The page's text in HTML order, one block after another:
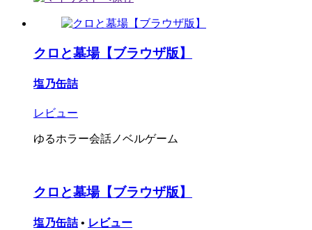
クロと墓場【ブラウザ版】
塩乃缶詰
レビュー
ゆるホラー会話ノベルゲーム
クロと墓場【ブラウザ版】
塩乃缶詰 • レビュー